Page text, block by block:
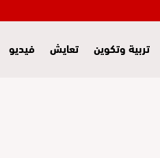
تربية وتكوين تعايش فيديو